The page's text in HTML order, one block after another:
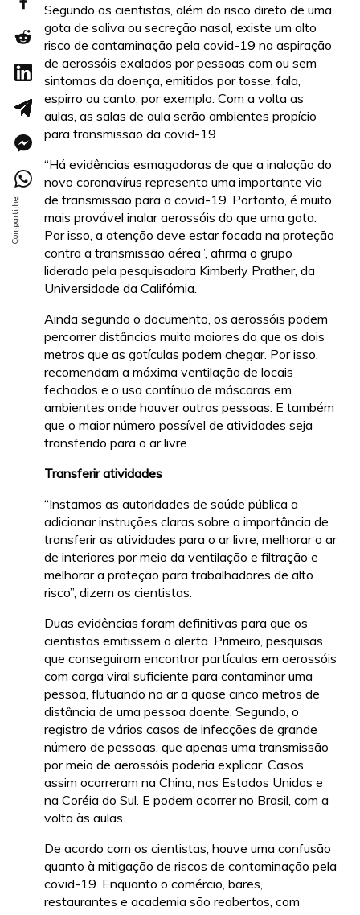
Segundo os cientistas, além do risco direto de uma
gota de saliva ou secreção nasal, existe um alto
risco de contaminação pela covid-19 na aspiração
de aerossóis exalados por pessoas com ou sem
sintomas da doença, emitidos por tosse, fala,
espirro ou canto, por exemplo. Com a volta as
aulas, as salas de aula serão ambientes propício
para transmissão da covid-19.
“Há evidências esmagadoras de que a inalação do
novo coronavírus representa uma importante via
de transmissão para a covid-19. Portanto, é muito
mais provável inalar aerossóis do que uma gota.
Por isso, a atenção deve estar focada na proteção
contra a transmissão aérea”, afirma o grupo
liderado pela pesquisadora Kimberly Prather, da
Universidade da Califórnia.
Ainda segundo o documento, os aerossóis podem
percorrer distâncias muito maiores do que os dois
metros que as gotículas podem chegar. Por isso,
recomendam a máxima ventilação de locais
fechados e o uso contínuo de máscaras em
ambientes onde houver outras pessoas. E também
que o maior número possível de atividades seja
transferido para o ar livre.
Transferir atividades
“Instamos as autoridades de saúde pública a
adicionar instruções claras sobre a importância de
transferir as atividades para o ar livre, melhorar o ar
de interiores por meio da ventilação e filtração e
melhorar a proteção para trabalhadores de alto
risco”, dizem os cientistas.
Duas evidências foram definitivas para que os
cientistas emitissem o alerta. Primeiro, pesquisas
que conseguiram encontrar partículas em aerossóis
com carga viral suficiente para contaminar uma
pessoa, flutuando no ar a quase cinco metros de
distância de uma pessoa doente. Segundo, o
registro de vários casos de infecções de grande
número de pessoas, que apenas uma transmissão
por meio de aerossóis poderia explicar. Casos
assim ocorreram na China, nos Estados Unidos e
na Coréia do Sul. E podem ocorrer no Brasil, com a
volta às aulas.
De acordo com os cientistas, houve uma confusão
quanto à mitigação de riscos de contaminação pela
covid-19. Enquanto o comércio, bares,
restaurantes e academia são reabertos, com